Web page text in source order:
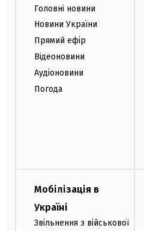
Головні новини
Новини України
Прямий ефір
Відеоновини
Аудіоновини
Погода
Мобілізація в
Україні
Звільнення з військової